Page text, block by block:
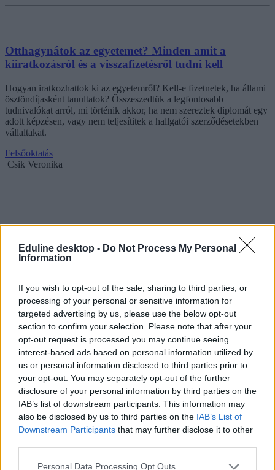
Eduline desktop - Do Not Process My Personal
Information
If you wish to opt-out of the sale, sharing to third parties, or
processing of your personal or sensitive information for
targeted advertising by us, please use the below opt-out
section to confirm your selection. Please note that after your
opt-out request is processed you may continue seeing
interest-based ads based on personal information utilized by
us or personal information disclosed to third parties prior to
your opt-out. You may separately opt-out of the further
disclosure of your personal information by third parties on the
IAB’s list of downstream participants. This information may
also be disclosed by us to third parties on the IAB’s List of
Downstream Participants that may further disclose it to other
Personal Data Processing Opt Outs
Otthagynátok az egyetemet? Minden amit a
kiiratkozásról és a visszafizetésről tudni kell
Hogyan iratkozhattok ki az egyetemről? Kell-e fizetnetek, ha állami
ösztöndíjasként tanultatok? Összeszedtük a legfontosabb
tudnivalókat arról, mi történik akkor, ha nem szereztek diplomát egy
adott képzésen, vagy nem teljesítitek a hallgatói szerződésetekben
vállaltakat.
Felsőoktatás
Csik Veronika
Felvételi 2020: ezeket kell vállalnotok, ha állami
ösztöndíjas képzésre kerültök be
Milyen szabályokat kell betartaniuk azoknak, akik ingyen tanulnak a